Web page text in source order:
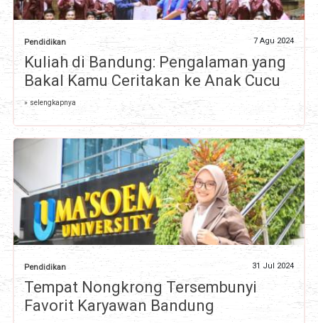
Pendidikan 7 Agu 2024
Kuliah di Bandung: Pengalaman yang
Bakal Kamu Ceritakan ke Anak Cucu
» selengkapnya
Pendidikan 31 Jul 2024
Tempat Nongkrong Tersembunyi
Favorit Karyawan Bandung